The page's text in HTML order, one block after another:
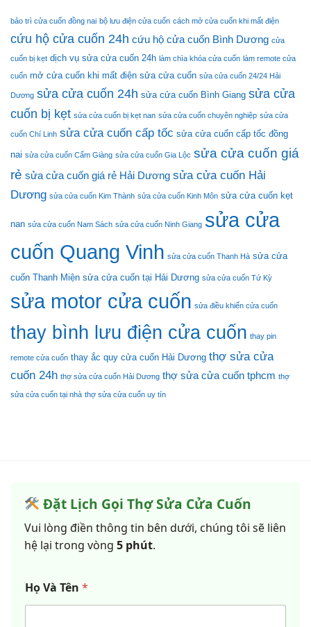
Chóng
Tại
bảo trì cửa cuốn đồng nai bộ lưu điện cửa cuốn cách mở cửa cuốn khi mất điện
cứu hộ cửa cuốn 24h cứu hộ cửa cuốn Bình Dương cửa
cuốn bị kẹt dịch vụ sửa cửa cuốn 24h làm chìa khóa cửa cuốn làm remote cửa
cuốn mở cửa cuốn khi mất điện sửa cửa cuốn sửa cửa cuốn 24/24 Hải
Dương sửa cửa cuốn 24h sửa cửa cuốn Bình Giang sửa cửa
cuốn bị kẹt sửa cửa cuốn bị kẹt nan sửa cửa cuốn chuyên nghiệp sửa cửa
cuốn Chí Linh sửa cửa cuốn cấp tốc sửa cửa cuốn cấp tốc đồng
nai sửa cửa cuốn Cẩm Giàng sửa cửa cuốn Gia Lộc sửa cửa cuốn giá
rẻ sửa cửa cuốn giá rẻ Hải Dương sửa cửa cuốn Hải
Dương sửa cửa cuốn Kim Thành sửa cửa cuốn Kinh Môn sửa cửa cuốn kẹt
nan sửa cửa cuốn Nam Sách sửa cửa cuốn Ninh Giang sửa cửa
cuốn Quang Vinh sửa cửa cuốn Thanh Hà sửa cửa
cuốn Thanh Miện sửa cửa cuốn tại Hải Dương sửa cửa cuốn Tứ Kỳ
sửa motor cửa cuốn sửa điều khiển cửa cuốn
thay bình lưu điện cửa cuốn thay pin
remote cửa cuốn thay ắc quy cửa cuốn Hải Dương thợ sửa cửa
cuốn 24h thợ sửa cửa cuốn Hải Dương thợ sửa cửa cuốn tphcm thợ
sửa cửa cuốn tại nhà thợ sửa cửa cuốn uy tín
Đặt Lịch Gọi Thợ Sửa Cửa Cuốn
Vui lòng điền thông tin bên dưới, chúng tôi sẽ liên
hệ lại trong vòng 5 phút.
Họ Và Tên *